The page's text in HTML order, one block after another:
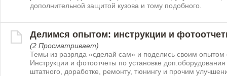
дополнительной защитой кузова и тому подобного.
Делимся опытом: инструкции и
(2 Просматривает)
Темы из разряда «сделай сам» и поделись своим опытом
Инструкции и фотоотчеты по установке
штатного, доработке, ремонту, тюнингу и прочим